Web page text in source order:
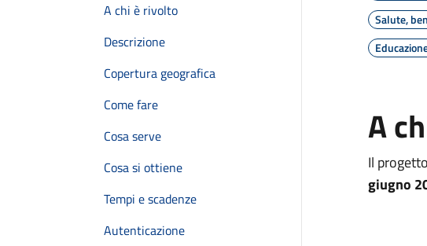
A chi è rivolto
Descrizione
Copertura geografica
Come fare
Cosa serve
Cosa si ottiene
Tempi e scadenze
Autenticazione
Salute,
A
Il
giugno